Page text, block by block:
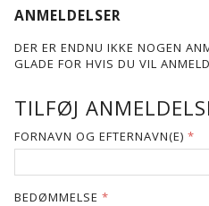
ANMELDELSER
DER ER ENDNU IKKE NOGEN
GLADE FOR HVIS DU VIL
TILFØJ
FORNAVN OG EFTERNAVN(E)
BEDØMMELSE